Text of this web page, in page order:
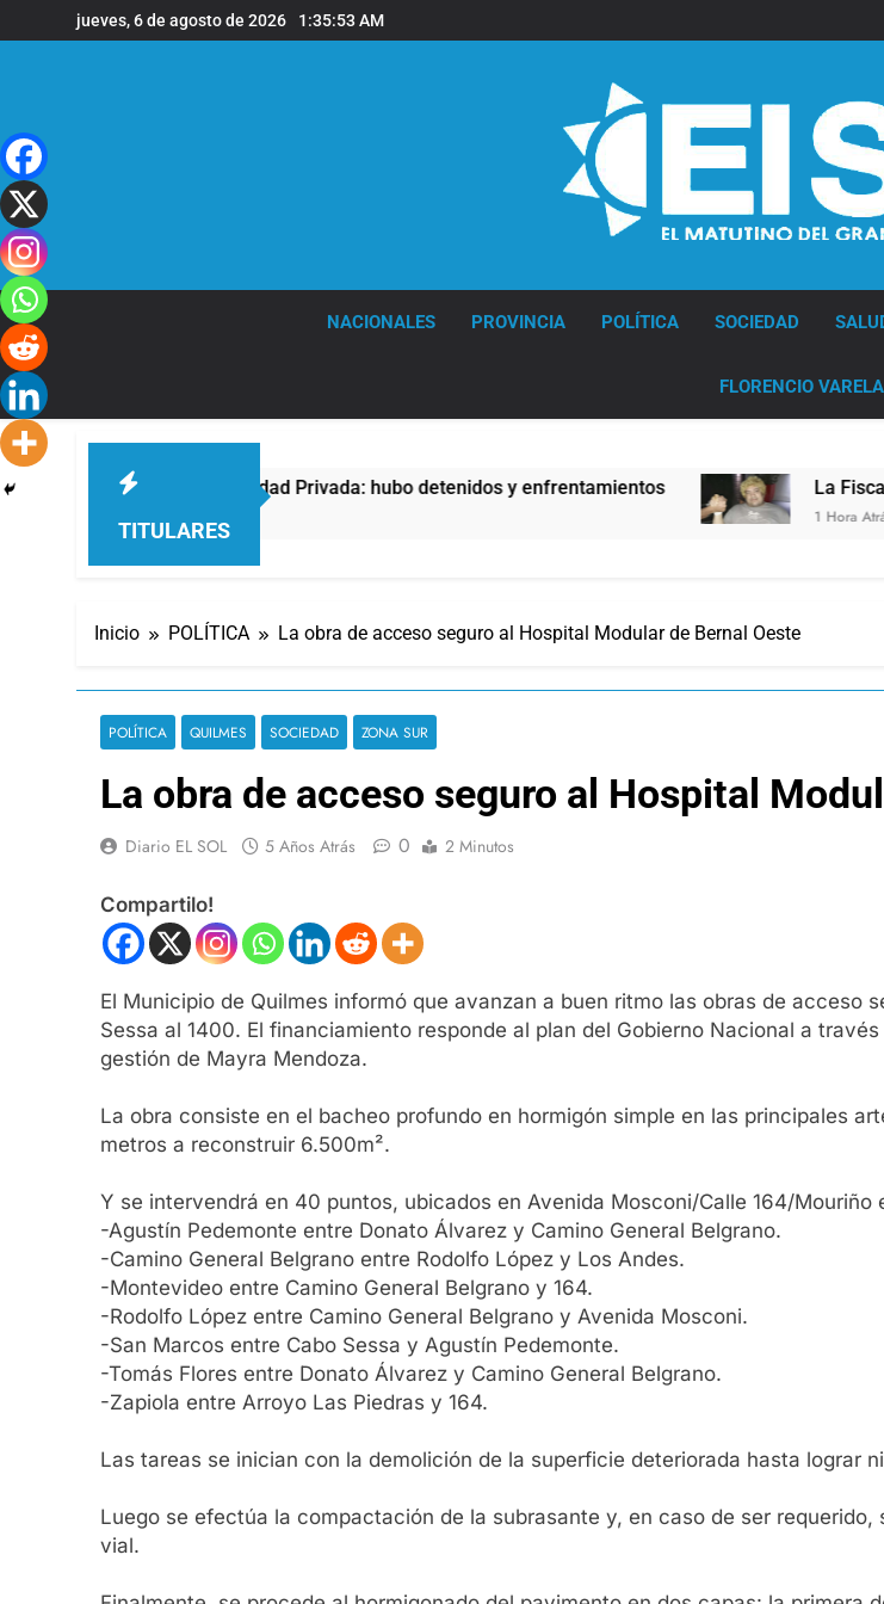
al
jueves, 6 de agosto de 2026 1:35:54 AM
NACIONALES PROVINCIA POLÍTICA SOCIEDAD
FLORENCIO VARELA
TITULARES
la Ley de Propiedad Privada: hubo detenidos y enfrentamientos La Fiscalía
1 Hora Atrás
Inicio POLÍTICA La obra de acceso seguro al Hospital Modular de Bernal Oeste
POLÍTICA QUILMES SOCIEDAD ZONA SUR
La obra de acceso seguro al Hospital
Diario EL SOL 5 Años Atrás 0 2 Minutos
Compartilo!
El Municipio de Quilmes informó que avanzan a buen ritmo las obras de acceso
Sessa al 1400. El financiamiento responde al plan del Gobierno Nacional a
gestión de Mayra Mendoza.
La obra consiste en el bacheo profundo en hormigón simple en las principales
metros a reconstruir 6.500m².
Y se intervendrá en 40 puntos, ubicados en Avenida Mosconi/Calle 164/Mouriño
-Agustín Pedemonte entre Donato Álvarez y Camino General Belgrano.
-Camino General Belgrano entre Rodolfo López y Los Andes.
-Montevideo entre Camino General Belgrano y 164.
-Rodolfo López entre Camino General Belgrano y Avenida Mosconi.
-San Marcos entre Cabo Sessa y Agustín Pedemonte.
-Tomás Flores entre Donato Álvarez y Camino General Belgrano.
-Zapiola entre Arroyo Las Piedras y 164.
Las tareas se inician con la demolición de la superficie deteriorada hasta lograr
Luego se efectúa la compactación de la subrasante y, en caso de ser
vial.